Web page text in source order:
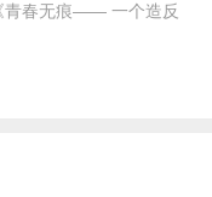
痕—— 一个造反